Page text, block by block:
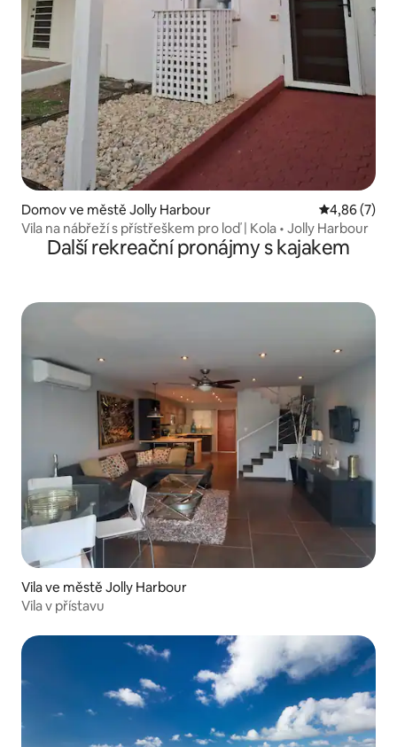
Domov ve městě Jolly Harbour Průměrné
4,86 (7)
Vila na nábřeží s přístřeškem pro loď | Kola • Jolly Harbour
Další rekreační pronájmy s kajakem
Vila ve městě Jolly Harbour
Vila v přístavu